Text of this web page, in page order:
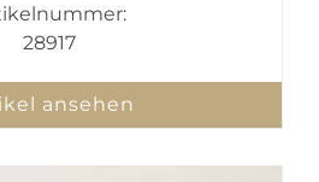
28917
ansehen